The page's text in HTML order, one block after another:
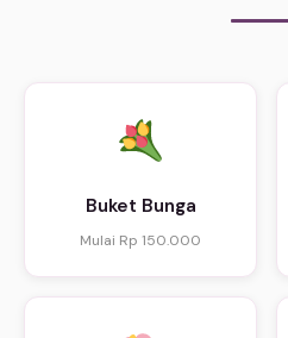
Buket Bunga
Mulai Rp 150.000